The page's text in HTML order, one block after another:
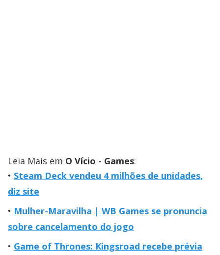
Leia Mais em O Vício - Games:
Steam Deck vendeu 4 milhões de unidades,
diz site
Mulher-Maravilha | WB Games se pronuncia
sobre cancelamento do jogo
Game of Thrones: Kingsroad recebe prévia